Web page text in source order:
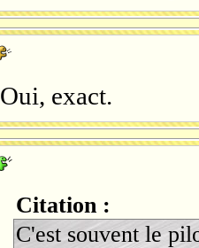
Oui, exact.
Citation :
C'est souvent le